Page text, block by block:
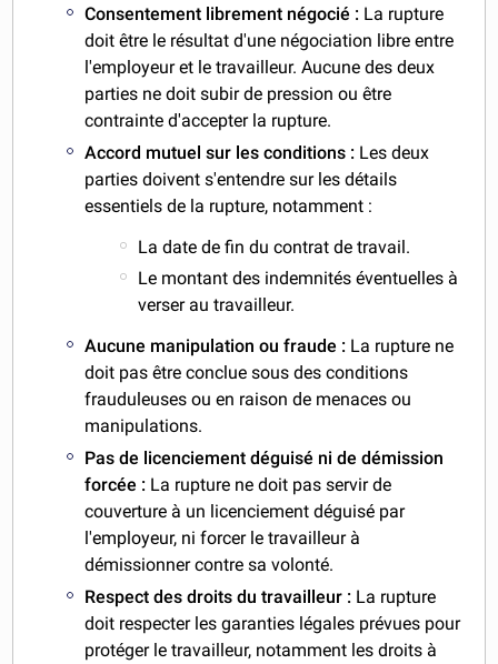
Consentement librement négocié : La rupture
doit être le résultat d'une négociation libre entre
l'employeur et le travailleur. Aucune des deux
parties ne doit subir de pression ou être
contrainte d'accepter la rupture.
Accord mutuel sur les conditions : Les deux
parties doivent s'entendre sur les détails
essentiels de la rupture, notamment :
La date de fin du contrat de travail.
Le montant des indemnités éventuelles à
verser au travailleur.
Aucune manipulation ou fraude : La rupture ne
doit pas être conclue sous des conditions
frauduleuses ou en raison de menaces ou
manipulations.
Pas de licenciement déguisé ni de démission
forcée : La rupture ne doit pas servir de
couverture à un licenciement déguisé par
l'employeur, ni forcer le travailleur à
démissionner contre sa volonté.
Respect des droits du travailleur : La rupture
doit respecter les garanties légales prévues pour
protéger le travailleur, notamment les droits à